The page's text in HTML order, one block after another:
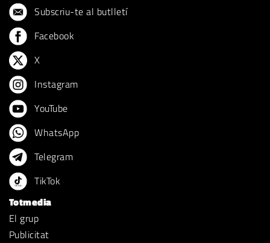
Subscriu-te al butlletí
Facebook
X
Instagram
YouTube
WhatsApp
Telegram
TikTok
Totmedia
El grup
Publicitat